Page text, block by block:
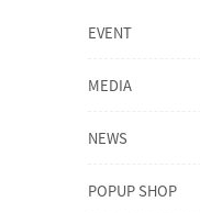
EVENT
MEDIA
NEWS
POPUP SHOP